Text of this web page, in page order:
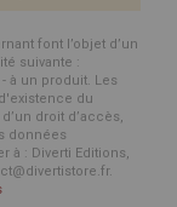
font l’objet d’un
suivante :
à un produit. Les
du
droit d’accès,
données
à : Diverti Editions,